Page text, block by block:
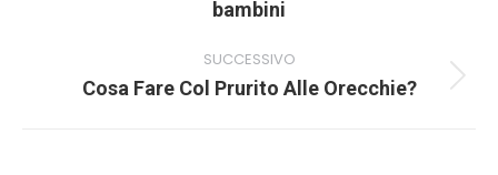
precedente:
bambini
SUCCESSIVO
Prossimo
Cosa Fare Col Prurito Alle Orecchie?